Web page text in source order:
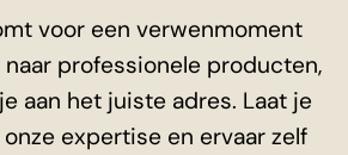
voor een verwenmoment
professionele producten,
aan het juiste adres. Laat je
expertise en ervaar zelf